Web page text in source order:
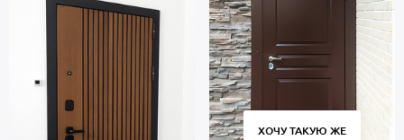
ХОЧУ ТАКУЮ ЖЕ